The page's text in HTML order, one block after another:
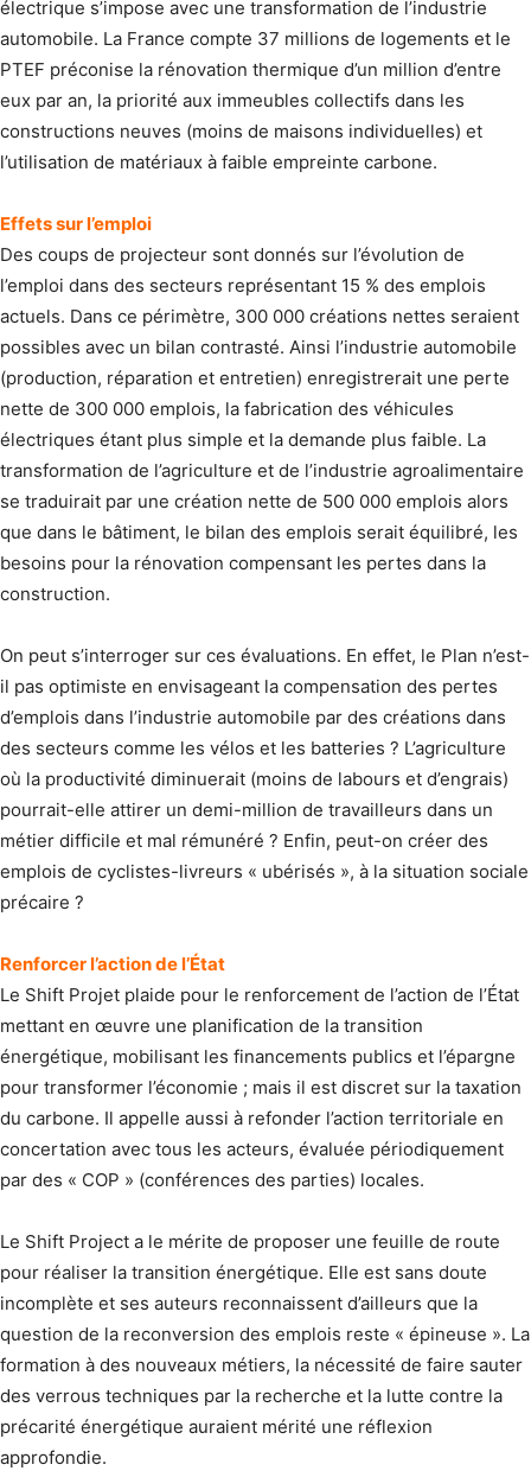
électrique s’impose avec une transformation de l’industrie
automobile. La France compte 37 millions de logements et le
PTEF préconise la rénovation thermique d’un million d’entre
eux par an, la priorité aux immeubles collectifs dans les
constructions neuves (moins de maisons individuelles) et
l’utilisation de matériaux à faible empreinte carbone.
Effets sur l’emploi
Des coups de projecteur sont donnés sur l’évolution de
l’emploi dans des secteurs représentant 15 % des emplois
actuels. Dans ce périmètre, 300 000 créations nettes seraient
possibles avec un bilan contrasté. Ainsi l’industrie automobile
(production, réparation et entretien) enregistrerait une perte
nette de 300 000 emplois, la fabrication des véhicules
électriques étant plus simple et la demande plus faible. La
transformation de l’agriculture et de l’industrie agroalimentaire
se traduirait par une création nette de 500 000 emplois alors
que dans le bâtiment, le bilan des emplois serait équilibré, les
besoins pour la rénovation compensant les pertes dans la
construction.
On peut s’interroger sur ces évaluations. En effet, le Plan n’est-
il pas optimiste en envisageant la compensation des pertes
d’emplois dans l’industrie automobile par des créations dans
des secteurs comme les vélos et les batteries ? L’agriculture
où la productivité diminuerait (moins de labours et d’engrais)
pourrait-elle attirer un demi-million de travailleurs dans un
métier difficile et mal rémunéré ? Enfin, peut-on créer des
emplois de cyclistes-livreurs « ubérisés », à la situation sociale
précaire ?
Renforcer l’action de l’État
Le Shift Projet plaide pour le renforcement de l’action de l’État
mettant en œuvre une planification de la transition
énergétique, mobilisant les financements publics et l’épargne
pour transformer l’économie ; mais il est discret sur la taxation
du carbone. Il appelle aussi à refonder l’action territoriale en
concertation avec tous les acteurs, évaluée périodiquement
par des « COP » (conférences des parties) locales.
Le Shift Project a le mérite de proposer une feuille de route
pour réaliser la transition énergétique. Elle est sans doute
incomplète et ses auteurs reconnaissent d’ailleurs que la
question de la reconversion des emplois reste « épineuse ». La
formation à des nouveaux métiers, la nécessité de faire sauter
des verrous techniques par la recherche et la lutte contre la
précarité énergétique auraient mérité une réflexion
approfondie.